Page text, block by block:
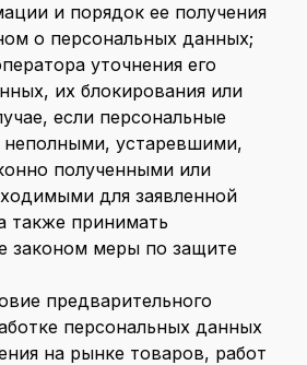
и порядок ее получения
о персональных данных;
уточнения его
их блокирования или
если персональные
неполными, устаревшими,
полученными или
для заявленной
также принимать
законом меры по защите
предварительного
персональных данных
на рынке товаров, работ